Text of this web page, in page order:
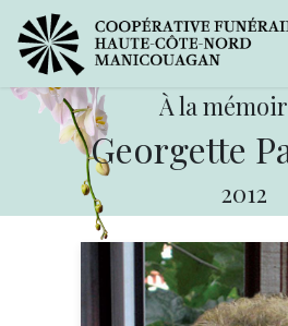
À la
Georgette
2012